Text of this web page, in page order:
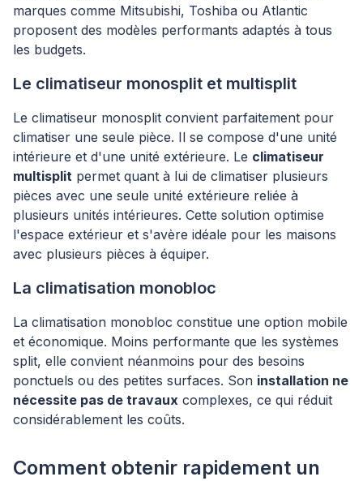
marques comme Mitsubishi, Toshiba ou Atlantic
proposent des modèles performants adaptés à tous
les budgets.
Le climatiseur monosplit et multisplit
Le climatiseur monosplit convient parfaitement pour
climatiser une seule pièce. Il se compose d'une unité
intérieure et d'une unité extérieure. Le climatiseur
multisplit permet quant à lui de climatiser plusieurs
pièces avec une seule unité extérieure reliée à
plusieurs unités intérieures. Cette solution optimise
l'espace extérieur et s'avère idéale pour les maisons
avec plusieurs pièces à équiper.
La climatisation monobloc
La climatisation monobloc constitue une option mobile
et économique. Moins performante que les systèmes
split, elle convient néanmoins pour des besoins
ponctuels ou des petites surfaces. Son installation ne
nécessite pas de travaux complexes, ce qui réduit
considérablement les coûts.
Comment obtenir rapidement un